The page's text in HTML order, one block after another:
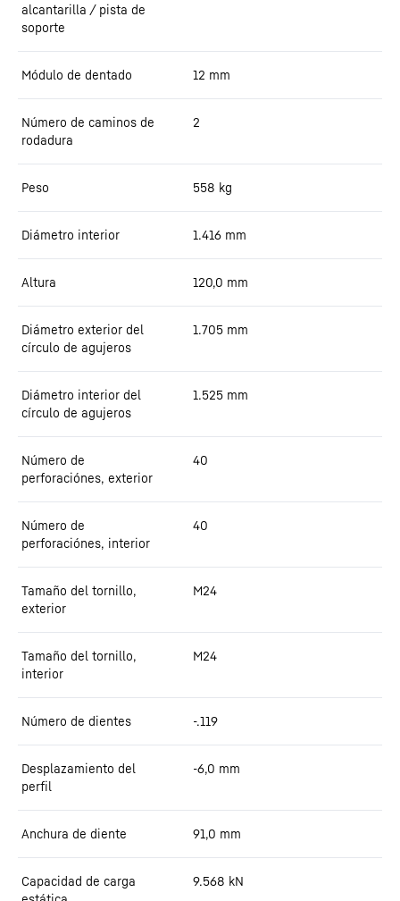
alcantarilla / pista de
soporte
Módulo de dentado 12 mm
Número de caminos de
rodadura
2
Peso 558 kg
Diámetro interior 1.416 mm
Altura 120,0 mm
Diámetro exterior del
círculo de agujeros
1.705 mm
Diámetro interior del
círculo de agujeros
1.525 mm
Número de
perforaciónes, exterior
40
Número de
perforaciónes, interior
40
Tamaño del tornillo,
exterior
M24
Tamaño del tornillo,
interior
M24
Número de dientes -.119
Desplazamiento del
perfil
-6,0 mm
Anchura de diente 91,0 mm
Capacidad de carga
9.568 kN